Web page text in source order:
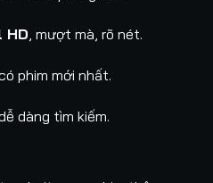
HD, mượt mà, rõ nét.
phim mới nhất.
dễ dàng tìm kiếm.